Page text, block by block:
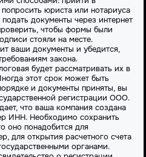
юриста или нотариуса
документы через интернет
чтобы формы были
стояли на месте.
ваши документы и убедится,
закона.
будет рассматривать их в
этот срок может быть
и документы приняты, вы
регистрации ООО.
что ваша компания создана
ИНН. Необходимо сохранить
оно понадобится для
для открытия расчетного счета
органами.